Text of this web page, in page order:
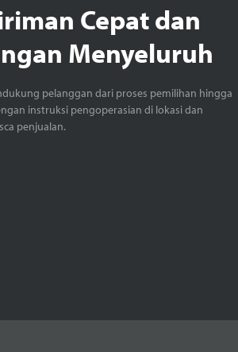
Cepat dan
Menyeluruh
pelanggan dari proses pemilihan hingga
instruksi pengoperasian di lokasi dan
penjualan.